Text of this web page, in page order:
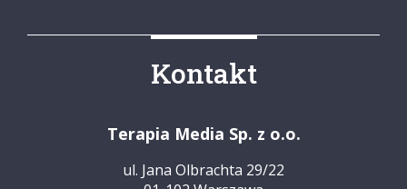
Kontakt
Terapia Media Sp. z o.o.
ul. Jana Olbrachta 29/22